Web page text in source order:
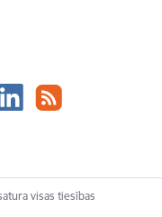
visas tiesības